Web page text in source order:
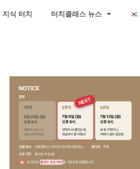
지식 터치 터치클래스 뉴스